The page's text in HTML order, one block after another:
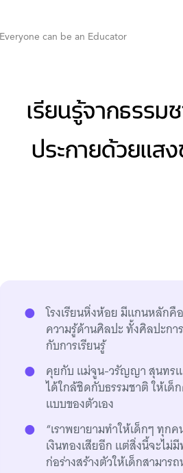
Everyone can be an Educator
เรียนรู้จากธรรม
ประกายด้วยแส
โรงเรียนหิ่งห้อย มีแกนหลักคื
ความรู้ด้านศิลปะ ทั้งศิลปะก
กับการเรียนรู้
คุยกับ แม่จูน-วรัญญา สุนทรแ
ได้ใกล้ชิดกับธรรมชาติ ให้เด็
แบบของตัวเอง
“เราพยายามทำให้เด็กๆ ทุก
เงินทองเสียอีก แต่สิ่งนี้จะไม่
ก่อร่างสร้างตัวให้เด็กสามาร